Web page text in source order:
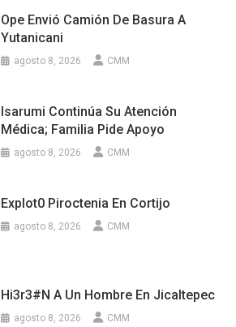
Ope Envió Camión De Basura A
Yutanicani
agosto 8, 2026 CMM
Isarumi Continúa Su Atención
Médica; Familia Pide Apoyo
agosto 8, 2026 CMM
Explot0 Piroctenia En Cortijo
agosto 8, 2026 CMM
Hi3r3#n A Un Hombre En Jicaltepec
agosto 8, 2026 CMM